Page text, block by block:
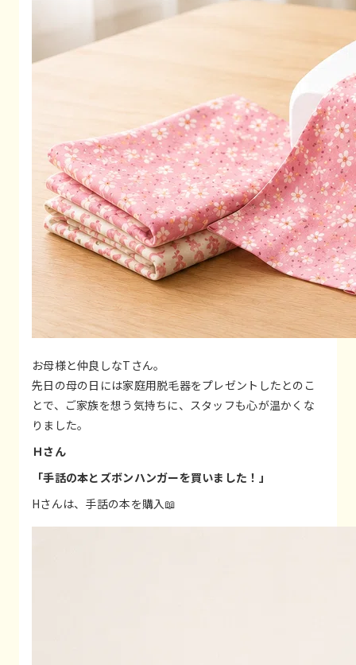
お母様と仲良しなTさん。
先日の母の日には家庭用脱毛器をプレゼントしたとのこ
とで、ご家族を想う気持ちに、スタッフも心が温かくな
りました。
Ｈさん
「手話の本とズボンハンガーを買いました！」
Hさんは、手話の本を購入📖